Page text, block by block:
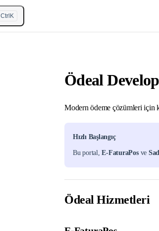
Ctrl K
Ödeal
Modern ödeme çözümleri için
Hızlı Başlangıç
Bu portal,E-FaturaPosve
Ödeal Hizmetleri